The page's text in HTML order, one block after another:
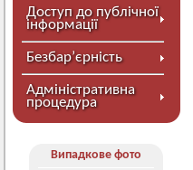
Доступ до публічної
інформації
Безбар’єрність
Адміністративна
процедура
Випадкове фото